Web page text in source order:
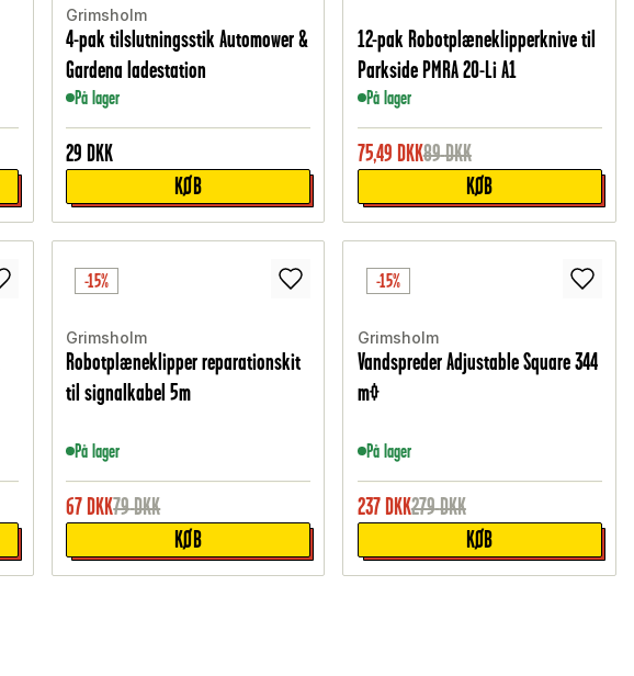
Grimsholm
4-pak tilslutningsstik Automower &
Gardena ladestation
På lager
29 DKK
KØB
12-pak Robotplæneklipperknive til
Parkside PMRA 20-Li A1
På lager
75,49 DKK89DKK
KØB
-15%
Grimsholm
Robotplæneklipper reparationskit
til signalkabel 5m
På lager
67 DKK79DKK
KØB
-15%
Grimsholm
Vandspreder Adjustable Square 344
m²
På lager
237 DKK279DKK
KØB